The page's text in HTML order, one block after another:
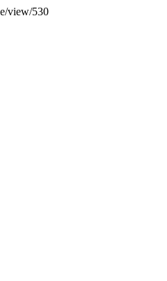
view/530